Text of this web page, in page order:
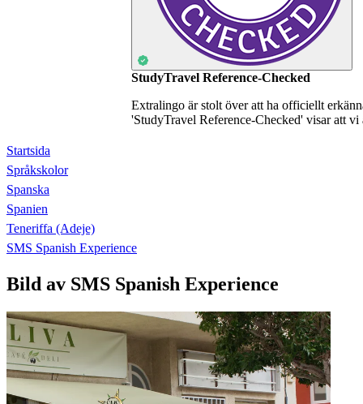
StudyTravel Reference-Checked
Extralingo är stolt över att ha officiellt
'StudyTravel Reference-Checked' visar att
Startsida
Språkskolor
Spanska
Spanien
Teneriffa (Adeje)
SMS Spanish Experience
Bild av SMS Spanish Experience